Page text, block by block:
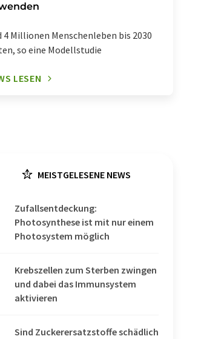
4 Millionen Menschenleben bis 2030
so eine Modellstudie
LESEN
MEISTGELESENE NEWS
Zufallsentdeckung:
Photosynthese ist mit nur einem
Photosystem möglich
Krebszellen zum Sterben zwingen
und dabei das Immunsystem
aktivieren
Sind Zuckerersatzstoffe schädlich